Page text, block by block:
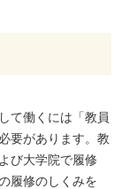
て働くには「教員
要があります。教
び大学院で履修
履修のしくみを